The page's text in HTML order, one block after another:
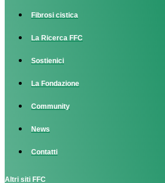
Fibrosi cistica
La Ricerca FFC
Sostienici
La Fondazione
Community
News
Contatti
Altri siti FFC